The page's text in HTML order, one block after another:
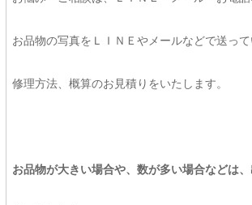
お品物の写真をＬＩＮＥやメールなどで送って
修理方法、概算のお見積りをいたします。
お品物が大きい場合や、数が多い場合などは